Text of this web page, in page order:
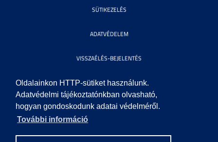
Oldalainkon HTTP-sütiket használunk.
Adatvédelmi tájékoztatónkban olvasható,
hogyan gondoskodunk adatai védelméről.
További információ
SÜTIKEZELÉS
ADATVÉDELEM
VISSZAÉLÉS-BEJELENTÉS
KÖZÉRDEKŰ ADATOK
IMPRESSZUM